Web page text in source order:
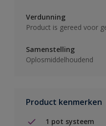
Verdunning
Product is gereed voor
Samenstelling
Oplosmiddelhoudend
Product kenmerken
1 pot systeem